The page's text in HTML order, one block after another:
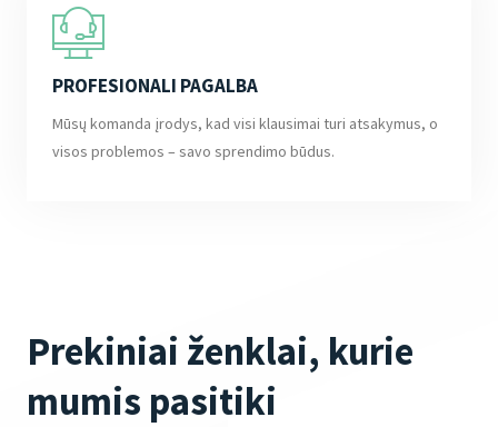
PROFESIONALI PAGALBA
Mūsų komanda įrodys, kad visi klausimai turi atsakymus, o
visos problemos – savo sprendimo būdus.
Prekiniai ženklai, kurie
mumis pasitiki